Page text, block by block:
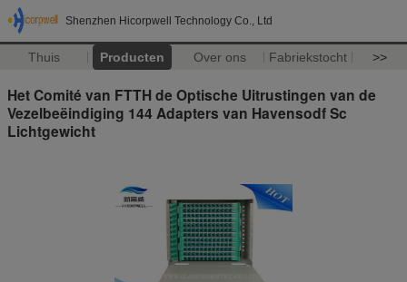
Shenzhen Hicorpwell Technology Co., Ltd
Thuis Producten Over ons Fabriekstocht >>
Het Comité van FTTH de Optische Uitrustingen van de
Vezelbeëindiging 144 Adapters van Havensodf Sc
Lichtgewicht